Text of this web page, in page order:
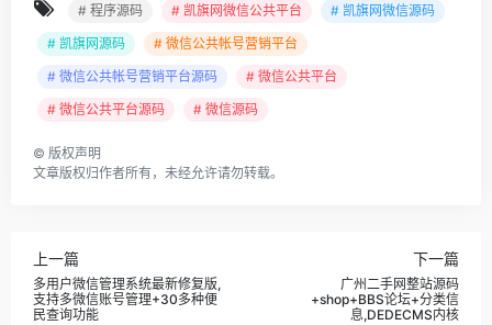
# 程序源码 # 凯旗网微信公共平台
# 凯旗网微信源码
# 凯旗网源码
# 微信公共帐号营销平台
# 微信公共帐号营销平台源码
# 微信公共平台
# 微信公共平台源码
# 微信源码
© 版权声明
文章版权归作者所有，未经允许请勿转载。
上一篇
多用户微信管理系统最新修复版,
支持多微信账号管理+30多种便
民查询功能
下一篇
广州二手网整站源码
+shop+BBS论坛+分类信
息,DEDECMS内核